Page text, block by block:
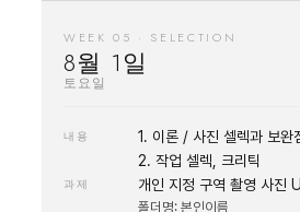
WEEK 05 · SELECTION
8월 1일
토요일
내용
1. 이론 / 사진 셀렉과 보완
2. 작업 셀렉, 크리틱
과제 개인 지정 구역 촬영 사진
폴더명: 본인이름